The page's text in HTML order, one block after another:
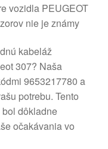
vozidla PEUGEOT
nie je známy
kabeláž
307? Naša
9653217780 a
potrebu. Tento
dôkladne
očakávania vo